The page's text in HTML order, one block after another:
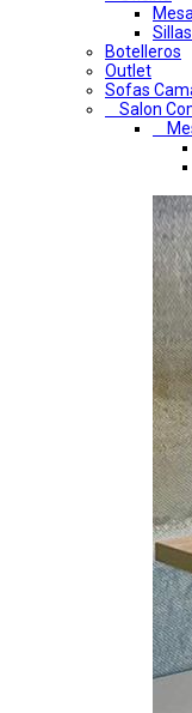
Botelleros
Outlet
Sofas
Salon